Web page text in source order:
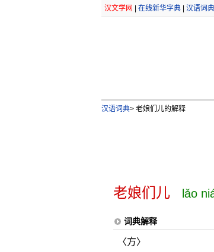
汉文学网 在线新华字典| 汉语词典
汉语词典>老娘们儿的解释
老娘们儿 lǎo
词典解释
〈方〉